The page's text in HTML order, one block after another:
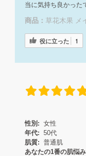
当に気持ち良かった
商品： 草花木果 メ
役に立った 1
性別: 女性
年代: 50代
肌質: 普通肌
あなたの1番の肌悩